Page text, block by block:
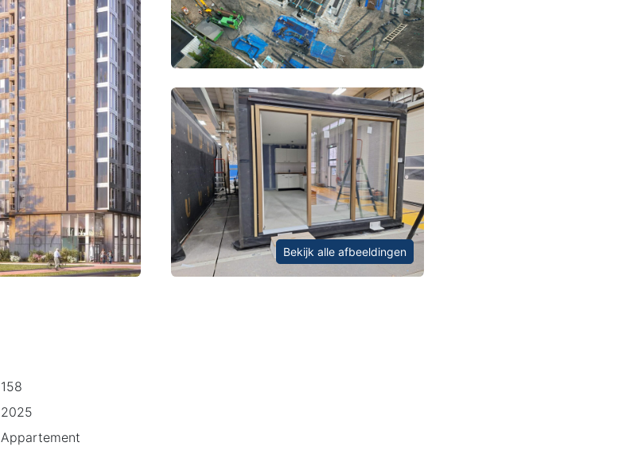
Bekijk alle afbeeldingen
158
2025
Appartement